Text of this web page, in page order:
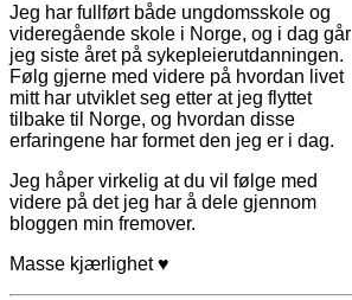
Jeg har fullført både ungdomsskole og
videregående skole i Norge, og i dag går
jeg siste året på sykepleierutdanningen.
Følg gjerne med videre på hvordan livet
mitt har utviklet seg etter at jeg flyttet
tilbake til Norge, og hvordan disse
erfaringene har formet den jeg er i dag.
Jeg håper virkelig at du vil følge med
videre på det jeg har å dele gjennom
bloggen min fremover.
Masse kjærlighet ♥